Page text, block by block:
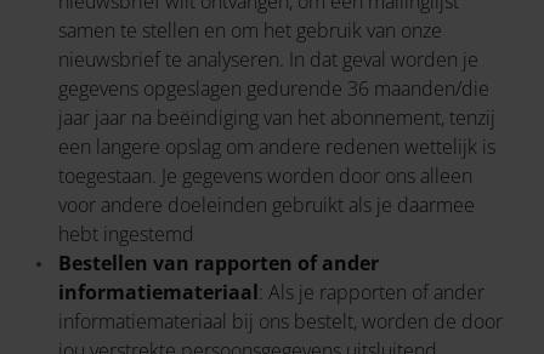
samen te stellen en om het gebruik van onze
nieuwsbrief te analyseren. In dat geval worden je
gegevens opgeslagen gedurende 36 maanden/die
jaar jaar na beëindiging van het abonnement, tenzij
een langere opslag om andere redenen wettelijk is
toegestaan. Je gegevens worden door ons alleen
voor andere doeleinden gebruikt als je daarmee
hebt ingestemd
Bestellen van rapporten of ander
informatiemateriaal: Als je rapporten of ander
informatiemateriaal bij ons bestelt, worden de door